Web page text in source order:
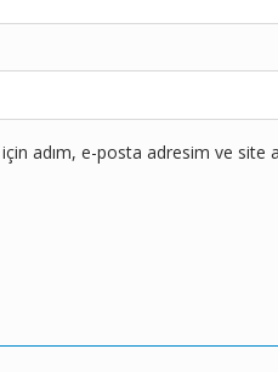
adım, e-posta adresim ve site